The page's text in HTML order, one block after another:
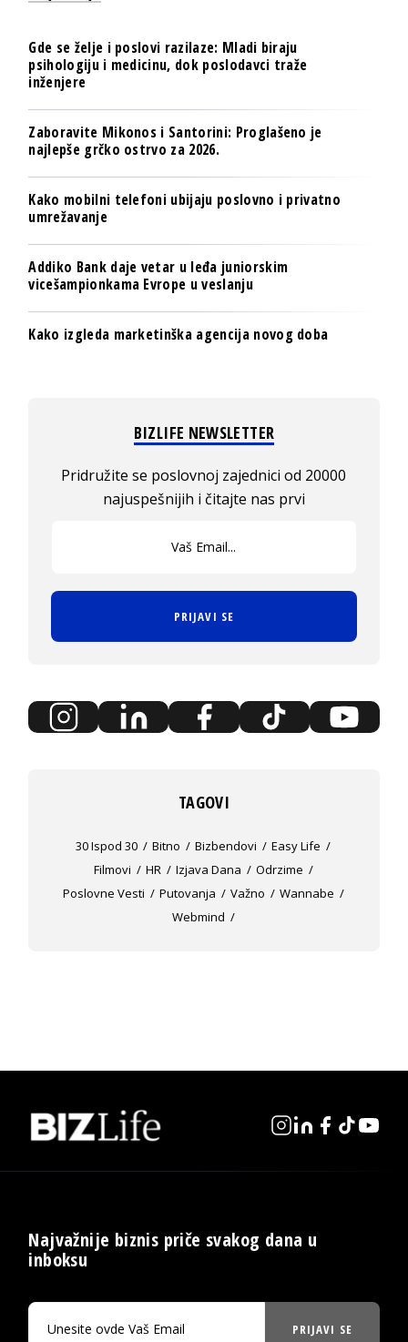
Gde se želje i poslovi razilaze: Mladi biraju
psihologiju i medicinu, dok poslodavci traže
inženjere
Zaboravite Mikonos i Santorini: Proglašeno je
najlepše grčko ostrvo za 2026.
Kako mobilni telefoni ubijaju poslovno i privatno
umrežavanje
Addiko Bank daje vetar u leđa juniorskim
vicešampionkama Evrope u veslanju
Kako izgleda marketinška agencija novog doba
BIZLIFE NEWSLETTER
Pridružite se poslovnoj zajednici od 20000
najuspešnijih i čitajte nas prvi
PRIJAVI SE
TAGOVI
30 Ispod 30 Bitno Bizbendovi
Easy Life
Filmovi
HR Izjava Dana
Odrzime
Poslovne Vesti
Putovanja Važno
Wannabe
Webmind
Najvažnije biznis priče svakog dana u
inboksu
PRIJAVI SE